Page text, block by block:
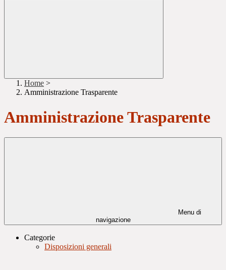
Home >
Amministrazione Trasparente
Amministrazione Trasparente
Menu di
navigazione
Categorie
Disposizioni generali